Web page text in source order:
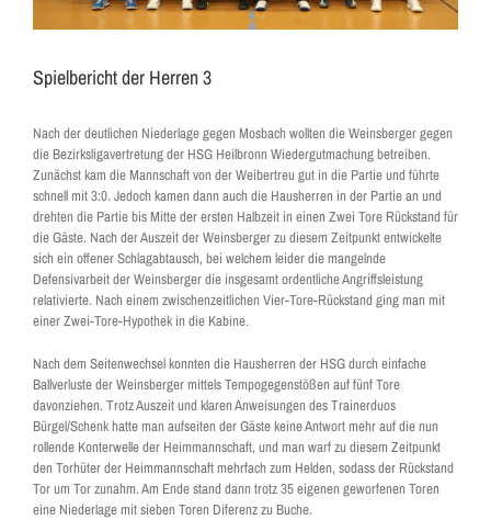
Spielbericht der Herren 3
Nach der deutlichen Niederlage gegen Mosbach wollten die Weinsberger gegen
die Bezirksligavertretung der HSG Heilbronn Wiedergutmachung betreiben.
Zunächst kam die Mannschaft von der Weibertreu gut in die Partie und führte
schnell mit 3:0. Jedoch kamen dann auch die Hausherren in der Partie an und
drehten die Partie bis Mitte der ersten Halbzeit in einen Zwei Tore Rückstand für
die Gäste. Nach der Auszeit der Weinsberger zu diesem Zeitpunkt entwickelte
sich ein offener Schlagabtausch, bei welchem leider die mangelnde
Defensivarbeit der Weinsberger die insgesamt ordentliche Angriffsleistung
relativierte. Nach einem zwischenzeitlichen Vier-Tore-Rückstand ging man mit
einer Zwei-Tore-Hypothek in die Kabine.
Nach dem Seitenwechsel konnten die Hausherren der HSG durch einfache
Ballverluste der Weinsberger mittels Tempogegenstößen auf fünf Tore
davonziehen. Trotz Auszeit und klaren Anweisungen des Trainerduos
Bürgel/Schenk hatte man aufseiten der Gäste keine Antwort mehr auf die nun
rollende Konterwelle der Heimmannschaft, und man warf zu diesem Zeitpunkt
den Torhüter der Heimmannschaft mehrfach zum Helden, sodass der Rückstand
Tor um Tor zunahm. Am Ende stand dann trotz 35 eigenen geworfenen Toren
eine Niederlage mit sieben Toren Diferenz zu Buche.